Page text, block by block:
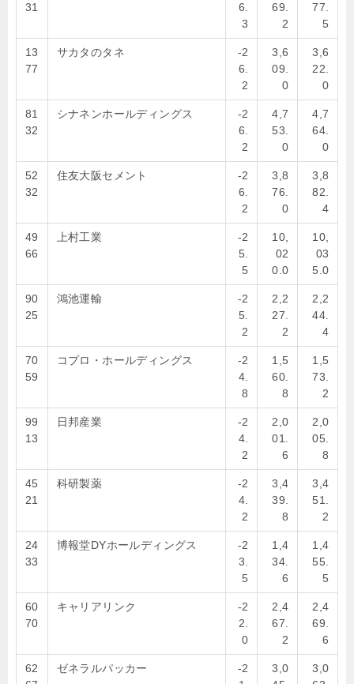
31
6.
3
69.
2
77.
5
13
77
サカタのタネ
-2
6.
2
3,6
09.
0
3,6
22.
0
81
32
シナネンホールディングス
-2
6.
2
4,7
53.
0
4,7
64.
0
52
32
住友大阪セメント
-2
6.
2
3,8
76.
0
3,8
82.
4
49
66
上村工業
-2
5.
5
10,
02
0.0
10,
03
5.0
90
25
鴻池運輸
-2
5.
2
2,2
27.
2
2,2
44.
4
70
59
コプロ・ホールディングス
-2
4.
8
1,5
60.
8
1,5
73.
2
99
13
日邦産業
-2
4.
2
2,0
01.
6
2,0
05.
8
45
21
科研製薬
-2
4.
2
3,4
39.
8
3,4
51.
2
24
33
博報堂DYホールディングス
-2
3.
5
1,4
34.
6
1,4
55.
5
60
70
キャリアリンク
-2
2.
0
2,4
67.
2
2,4
69.
6
62
ゼネラルパッカー
-2
3,0
3,0